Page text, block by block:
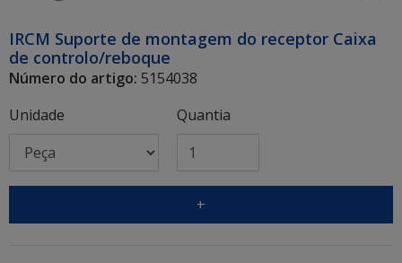
IRCM Suporte de montagem do receptor Caixa
de controlo/reboque
Número do artigo: 5154038
Unidade
Quantia
+